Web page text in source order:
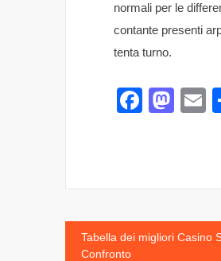
normali per le
contante presenti
tenta turno.
Post
Tabella dei migliori Casino
Confronto